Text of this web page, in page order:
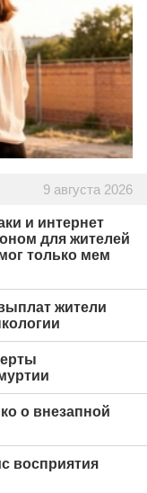
9 августа 2026
и интернет
для жителей
только мем
жители
о внезапной
восприятия